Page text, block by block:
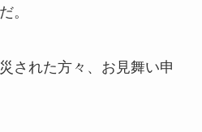
。
れた方々、お見舞い申